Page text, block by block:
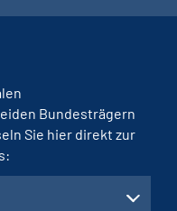
Bundesträgern
Sie hier direkt zur